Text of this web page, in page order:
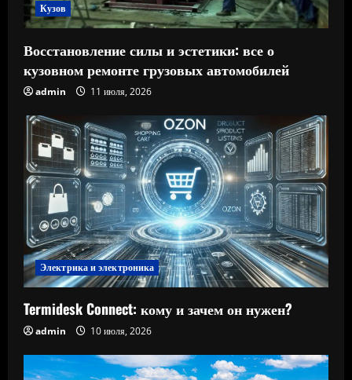
Кузов
Восстановление силы и эстетики: все о
кузовном ремонте грузовых автомобилей
admin 11 июля, 2026
Электрика и электроника
Termidesk Connect: кому и зачем он нужен?
admin 10 июля, 2026